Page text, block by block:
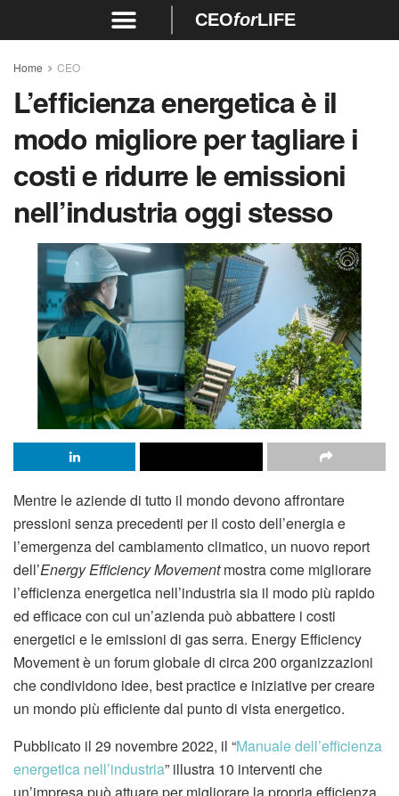
CEOforLIFE
Home CEO
L’efficienza energetica è il
modo migliore per tagliare i
costi e ridurre le emissioni
nell’industria oggi stesso
Mentre le aziende di tutto il mondo devono affrontare
pressioni senza precedenti per il costo dell’energia e
l’emergenza del cambiamento climatico, un nuovo report
dell’Energy Efficiency Movementmostra come migliorare
l’efficienza energetica nell’industria sia il modo più rapido
ed efficace con cui un’azienda può abbattere i costi
energetici e le emissioni di gas serra. Energy Efficiency
Movement è un forum globale di circa 200 organizzazioni
che condividono idee, best practice e iniziative per creare
un mondo più efficiente dal punto di vista energetico.
Pubblicato il 29 novembre 2022, il “Manuale dell’efficienza
energetica nell’industria” illustra 10 interventi che